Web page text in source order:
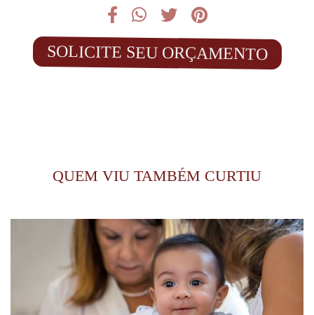
SOLICITE SEU ORÇAMENTO
QUEM VIU TAMBÉM CURTIU